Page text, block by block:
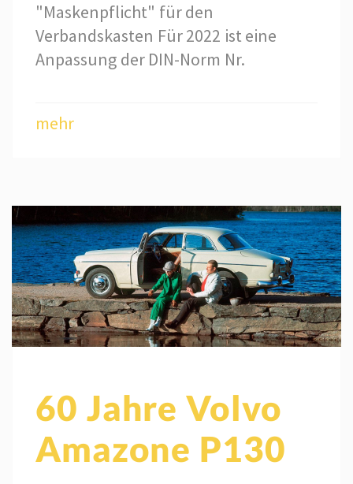
"Maskenpflicht" für den
Verbandskasten Für 2022 ist eine
Anpassung der DIN-Norm Nr.
mehr
60 Jahre Volvo
Amazone P130